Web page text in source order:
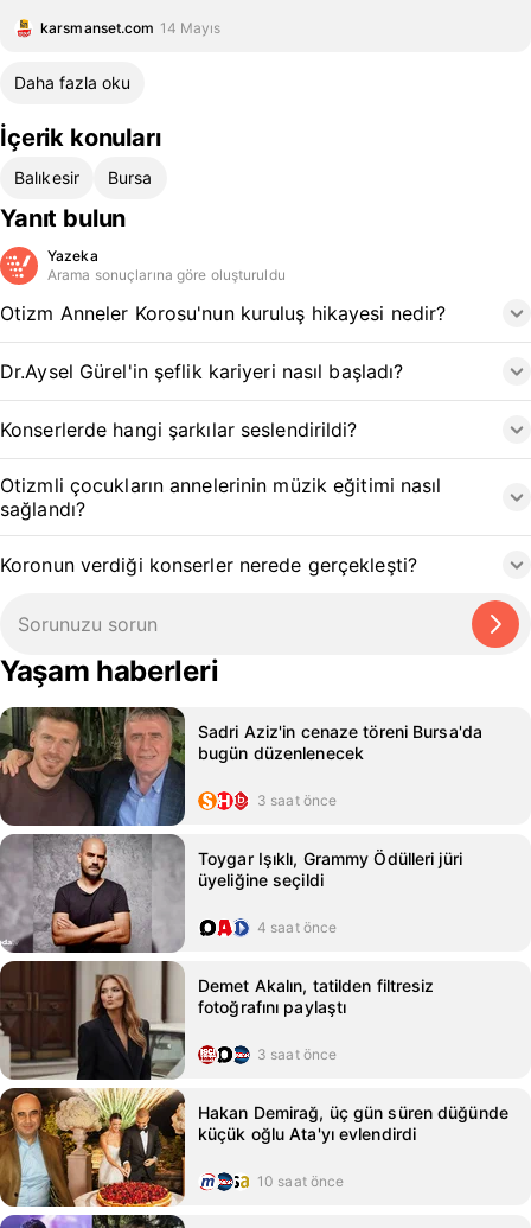
karsmanset.com 14 Mayıs
Daha fazla oku
İçerik konuları
Balıkesir Bursa
Yanıt bulun
Yazeka
Arama sonuçlarına göre oluşturuldu
Otizm Anneler Korosu'nun kuruluş hikayesi nedir?
Dr.Aysel Gürel'in şeflik kariyeri nasıl başladı?
Konserlerde hangi şarkılar seslendirildi?
Otizmli çocukların annelerinin müzik eğitimi nasıl
sağlandı?
Koronun verdiği konserler nerede gerçekleşti?
Yaşam haberleri
Sadri Aziz'in cenaze töreni Bursa'da
bugün düzenlenecek
3 saat önce
Toygar Işıklı, Grammy Ödülleri jüri
üyeliğine seçildi
4 saat önce
Demet Akalın, tatilden filtresiz
fotoğrafını paylaştı
3 saat önce
Hakan Demirağ, üç gün süren düğünde
küçük oğlu Ata'yı evlendirdi
10 saat önce